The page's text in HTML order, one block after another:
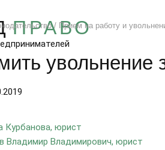
ПРАВО
/ Прием на работу и
увольнение
Курбанова, юрист
Владимир Владимирович, юрист
302-79-68